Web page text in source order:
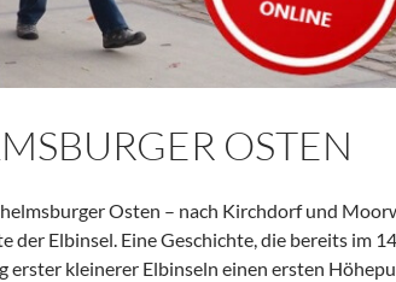
OSTEN
Osten – nach Kirchdorf und
der Elbinsel. Eine Geschichte, die bereits im
erster kleinerer Elbinseln einen ersten